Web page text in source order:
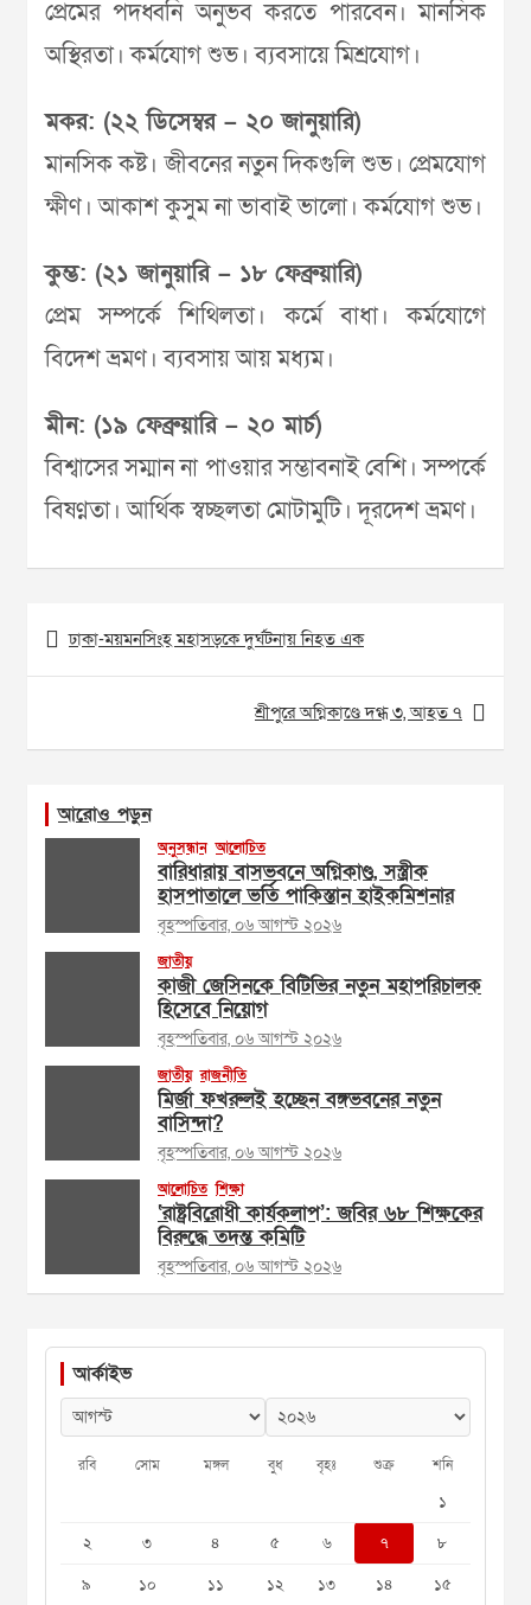
প্রেমের পদধ্বনি অনুভব করতে পারবেন। মানসিক
অস্থিরতা। কর্মযোগ শুভ। ব্যবসায়ে মিশ্রযোগ।
মকর: (২২ ডিসেম্বর – ২০ জানুয়ারি)
মানসিক কষ্ট। জীবনের নতুন দিকগুলি শুভ। প্রেমযোগ
ক্ষীণ। আকাশ কুসুম না ভাবাই ভালো। কর্মযোগ শুভ।
কুম্ভ: (২১ জানুয়ারি – ১৮ ফেব্রুয়ারি)
প্রেম সম্পর্কে শিথিলতা। কর্মে বাধা। কর্মযোগে
বিদেশ ভ্রমণ। ব্যবসায় আয় মধ্যম।
মীন: (১৯ ফেব্রুয়ারি – ২০ মার্চ)
বিশ্বাসের সম্মান না পাওয়ার সম্ভাবনাই বেশি। সম্পর্কে
বিষণ্ণতা। আর্থিক স্বচ্ছলতা মোটামুটি। দূরদেশ ভ্রমণ।
Post
navigation
ঢাকা-ময়মনসিংহ মহাসড়কে দুর্ঘটনায় নিহত এক
শ্রীপুরে অগ্নিকাণ্ডে দগ্ধ ৩, আহত ৭
আরোও পড়ুন
অনুসন্ধান আলোচিত
বারিধারায় বাসভবনে অগ্নিকাণ্ড, সস্ত্রীক
হাসপাতালে ভর্তি পাকিস্তান হাইকমিশনার
বৃহস্পতিবার, ০৬ আগস্ট ২০২৬
জাতীয়
কাজী জেসিনকে বিটিভির নতুন মহাপরিচালক
হিসেবে নিয়োগ
বৃহস্পতিবার, ০৬ আগস্ট ২০২৬
জাতীয় রাজনীতি
মির্জা ফখরুলই হচ্ছেন বঙ্গভবনের নতুন
বাসিন্দা?
বৃহস্পতিবার, ০৬ আগস্ট ২০২৬
আলোচিত শিক্ষা
‘রাষ্ট্রবিরোধী কার্যকলাপ’: জবির ৬৮ শিক্ষকের
বিরুদ্ধে তদন্ত কমিটি
বৃহস্পতিবার, ০৬ আগস্ট ২০২৬
আর্কাইভ
রবি সোম মঙ্গল বুধ বৃহঃ শুক্র শনি
১
২
৩ ৪ ৫ ৬ ৭
৮
৯
১০ ১১ ১২ ১৩ ১৪ ১৫